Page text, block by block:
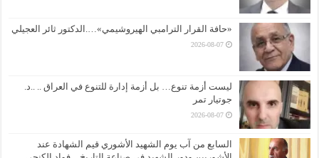
«حافة القرار الترامبي الهيروشيمي»….الدكتور ثائر العجيلي
2026-08-07
ليست أزمة تنوع… بل أزمة إدارة للتنوع في العراق .. ..د.
جوتيار تمر
2026-08-07
السابع من آب يوم الشهيد الأشوري قيم الشهادة عند